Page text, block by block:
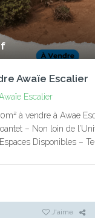
Awaïe Escalier
Escalier
à vendre à Awae
– Non loin de
Disponibles –
J'aime